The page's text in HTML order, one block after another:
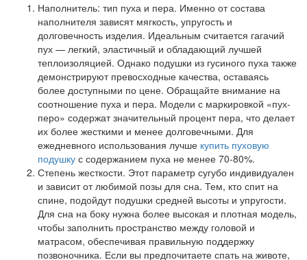
Наполнитель: тип пуха и пера. Именно от состава
наполнителя зависят мягкость, упругость и
долговечность изделия. Идеальным считается гагачий
пух — легкий, эластичный и обладающий лучшей
теплоизоляцией. Однако подушки из гусиного пуха также
демонстрируют превосходные качества, оставаясь
более доступными по цене. Обращайте внимание на
соотношение пуха и пера. Модели с маркировкой «пух-
перо» содержат значительный процент пера, что делает
их более жесткими и менее долговечными. Для
ежедневного использования лучше купить пуховую
подушку с содержанием пуха не менее 70-80%.
Степень жесткости. Этот параметр сугубо индивидуален
и зависит от любимой позы для сна. Тем, кто спит на
спине, подойдут подушки средней высоты и упругости.
Для сна на боку нужна более высокая и плотная модель,
чтобы заполнить пространство между головой и
матрасом, обеспечивая правильную поддержку
позвоночника. Если вы предпочитаете спать на животе,